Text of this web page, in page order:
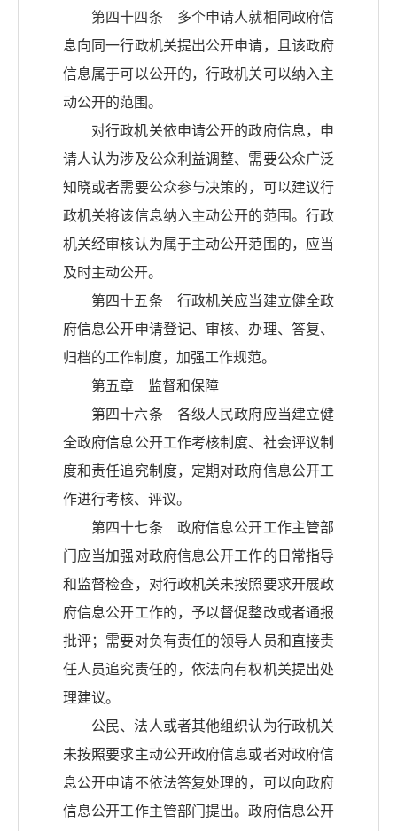
第四十四条 多个申请人就相同政府信
息向同一行政机关提出公开申请，且该政府
信息属于可以公开的，行政机关可以纳入主
动公开的范围。
对行政机关依申请公开的政府信息，申
请人认为涉及公众利益调整、需要公众广泛
知晓或者需要公众参与决策的，可以建议行
政机关将该信息纳入主动公开的范围。行政
机关经审核认为属于主动公开范围的，应当
及时主动公开。
第四十五条 行政机关应当建立健全政
府信息公开申请登记、审核、办理、答复、
归档的工作制度，加强工作规范。
第五章 监督和保障
第四十六条 各级人民政府应当建立健
全政府信息公开工作考核制度、社会评议制
度和责任追究制度，定期对政府信息公开工
作进行考核、评议。
第四十七条 政府信息公开工作主管部
门应当加强对政府信息公开工作的日常指导
和监督检查，对行政机关未按照要求开展政
府信息公开工作的，予以督促整改或者通报
批评；需要对负有责任的领导人员和直接责
任人员追究责任的，依法向有权机关提出处
理建议。
公民、法人或者其他组织认为行政机关
未按照要求主动公开政府信息或者对政府信
息公开申请不依法答复处理的，可以向政府
信息公开工作主管部门提出。政府信息公开